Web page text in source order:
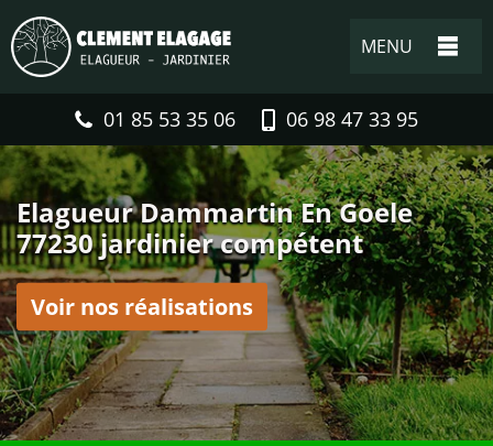
MENU
01 85 53 35 06 06 98 47 33 95
Elagueur Dammartin En Goele
77230 jardinier compétent
Voir nos réalisations